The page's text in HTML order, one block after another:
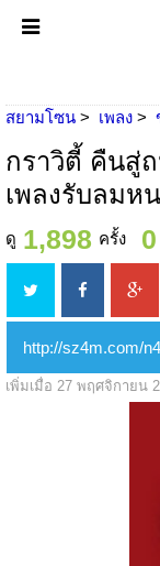
สยามโซน เพลง
กราวิตี้ คืนสู่
เพลงรับลมห
ดู 1,898 ครั้ง 0
เพิ่มเมื่อ 27 พฤศจิกายน